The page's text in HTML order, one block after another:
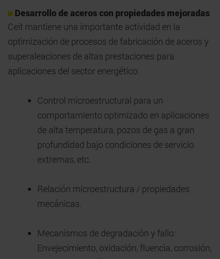
Desarrollo de aceros con propiedades mejoradas
Ceit mantiene una importante actividad en la
optimización de procesos de fabricación de aceros y
superaleaciones de altas prestaciones para
aplicaciones del sector energético:
Control microestructural para un
comportamiento optimizado en aplicaciones
de alta temperatura, pozos de gas a gran
profundidad bajo condiciones de servicio
extremas, etc.
Relación microestructura / propiedades
mecánicas.
Mecanismos de degradación y fallo:
Envejecimiento, oxidación, fluencia, corrosión,